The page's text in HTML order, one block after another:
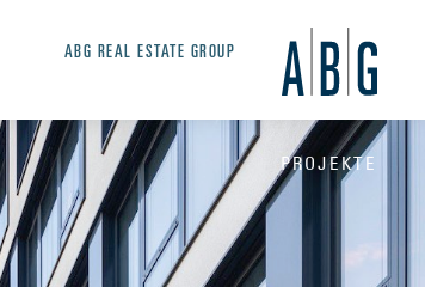
ABG REAL ESTATE GROUP
PROJEKTE